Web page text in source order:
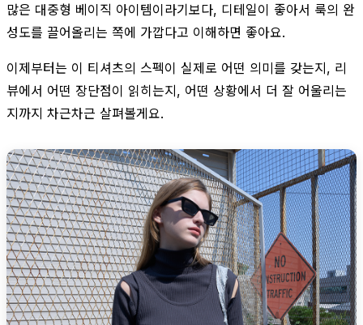
많은 대중형 베이직 아이템이라기보다, 디테일이 좋아서 룩의 완
성도를 끌어올리는 쪽에 가깝다고 이해하면 좋아요.
이제부터는 이 티셔츠의 스펙이 실제로 어떤 의미를 갖는지, 리
뷰에서 어떤 장단점이 읽히는지, 어떤 상황에서 더 잘 어울리는
지까지 차근차근 살펴볼게요.